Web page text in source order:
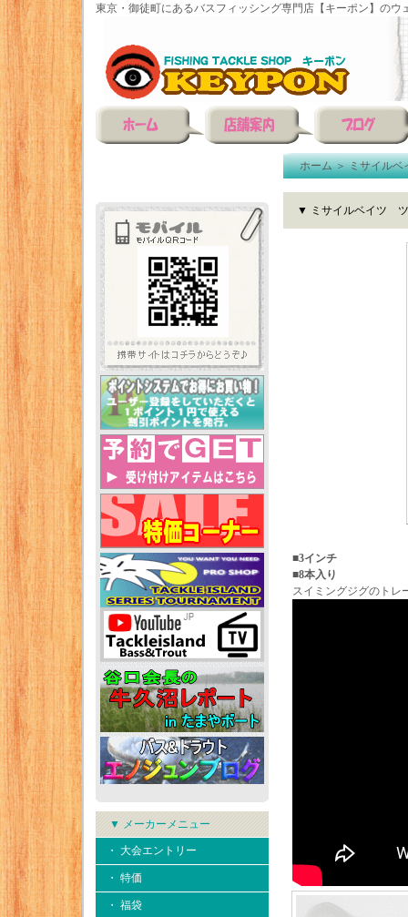
東京・御徒町にあるバスフィッシング専門店【キーポン】のウ
▼ メーカーメニュー
・ 大会エントリー
・ 特価
・ 福袋
ホーム＞ミサイルベ
▼ ミサイルベイツ
■3インチ
■8本入り
スイミングジグのトレ